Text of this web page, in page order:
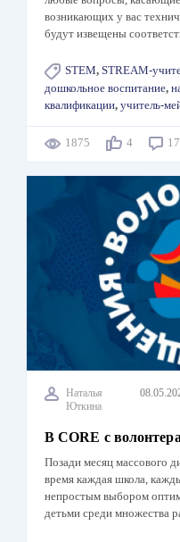
возникающих у вас
будут извещены
STEM, STREAM-
дошкольное воспитание,
квалификации, учитель-
1875 4
Наталья
Юткина
В CORE с
Позади месяц массового
время каждая школа,
непростым выбором
детьми среди множества